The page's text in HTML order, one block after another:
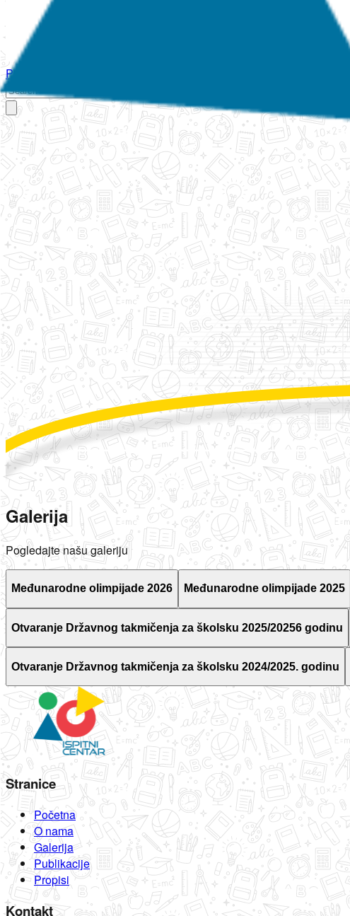
Početna
Galerija
Pogledajte našu galeriju
Međunarodne olimpijade 2026 Međunarodne olimpijade 2025
Otvaranje Državnog takmičenja za školsku 2025/20256 godinu
Otvaranje Državnog takmičenja za školsku 2024/2025. godinu
Stranice
Početna
O nama
Galerija
Publikacije
Propisi
Kontakt